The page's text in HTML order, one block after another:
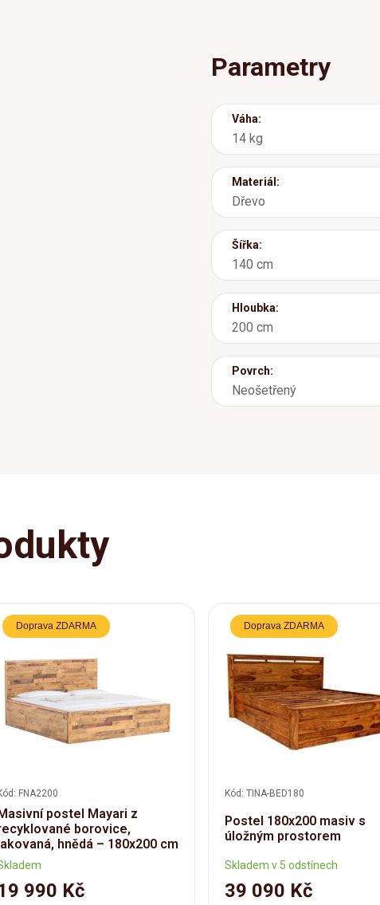
Parametry
Váha:
14 kg
Materiál:
Dřevo
Šířka:
140 cm
Hloubka:
200 cm
Povrch:
Neošetřený
Doprava ZDARMA
FNA2200
postel Mayari z
borovice,
hnědá – 180x200 cm
990 Kč
Doprava ZDARMA
Kód: TINA-BED180
Postel 180x200 masiv s
úložným prostorem
Skladem v 5 odstínech
39 090 Kč